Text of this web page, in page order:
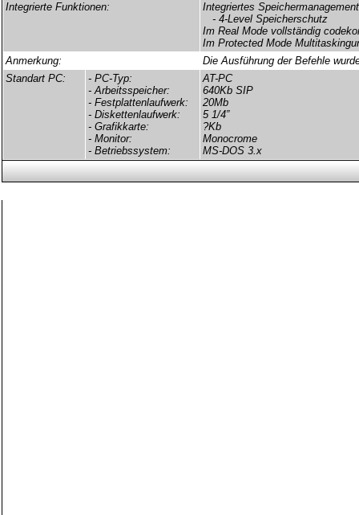
Integrierte Funktionen:
Integriertes Speichermanagement
- 4-Level Speicherschutz
Im Real Mode vollständig
Im Protected Mode
Anmerkung:
Die Ausführung der Befehle
Standart PC:
- PC-Typ:
- Arbeitsspeicher:
- Festplattenlaufwerk:
- Diskettenlaufwerk:
- Grafikkarte:
- Monitor:
- Betriebssystem:
AT-PC
640Kb SIP
20Mb
5 1/4”
?Kb
Monocrome
MS-DOS 3.x